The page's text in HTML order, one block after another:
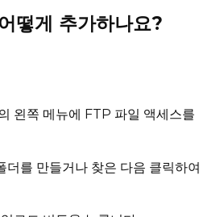
떻게 추가하나요?
왼쪽 메뉴에 FTP 파일 액세스를
를 만들거나 찾은 다음 클릭하여